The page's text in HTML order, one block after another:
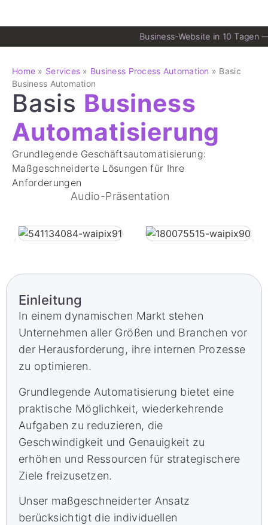
Business-Website in 10
Home » Services » Business Process Automation » Basic
Business Automation
Basis Business
Automatisierung
Grundlegende Geschäftsautomatisierung:
Maßgeschneiderte Lösungen für Ihre
Anforderungen
Audio-Präsentation
Einleitung
In einem dynamischen Markt stehen
Unternehmen aller Größen und Branchen vor
der Herausforderung, ihre internen Prozesse
zu optimieren.
Grundlegende Automatisierung bietet eine
praktische Möglichkeit, wiederkehrende
Aufgaben zu reduzieren, die
Geschwindigkeit und Genauigkeit zu
erhöhen und Ressourcen für strategischere
Ziele freizusetzen.
Unser maßgeschneiderter Ansatz
berücksichtigt die individuellen